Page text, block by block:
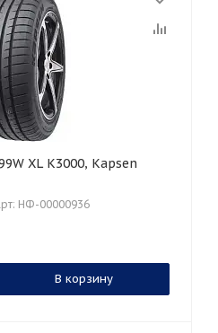
НФ-00000936
В корзину